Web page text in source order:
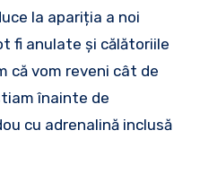
la apariția a noi
fi anulate și călătoriile
că vom reveni cât de
înainte de
cu adrenalină inclusă